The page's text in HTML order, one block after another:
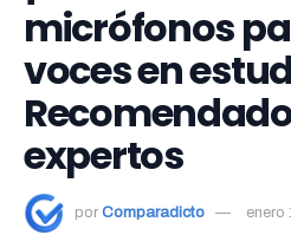
micrófonos
voces en
expertos
por Comparadicto enero